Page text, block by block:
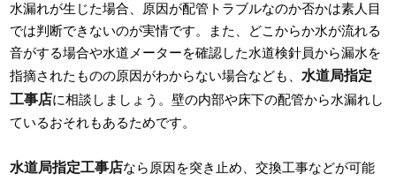
水漏れが生じた場合、原因が配管トラブルなのか否かは素人目
では判断できないのが実情です。また、どこからか水が流れる
音がする場合や水道メーターを確認した水道検針員から漏水を
指摘されたものの原因がわからない場合なども、 水道局指定
工事店に相談しましょう。壁の内部や床下の配管から水漏れし
ているおそれもあるためです。
水道局指定工事店なら原因を突き止め、交換工事などが可能